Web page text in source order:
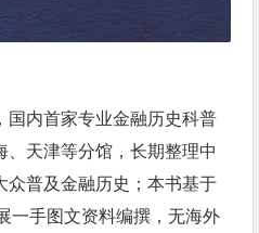
，国内首家专业金融历史科普
、天津等分馆，长期整理中
众普及金融历史；本书基于
一手图文资料编撰，无海外